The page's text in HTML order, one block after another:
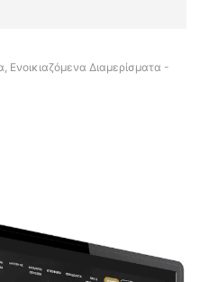
Ενοικιαζόμενα Διαμερίσματα -